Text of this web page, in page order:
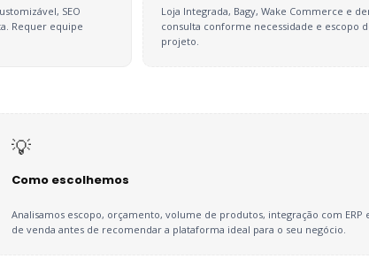
SEO
Requer equipe
Loja Integrada, Bagy, Wake Commerce e
consulta conforme necessidade e escopo
projeto.
💡
Como escolhemos
Analisamos escopo, orçamento, volume de produtos, integração com ERP
de venda antes de recomendar a plataforma ideal para o seu negócio.